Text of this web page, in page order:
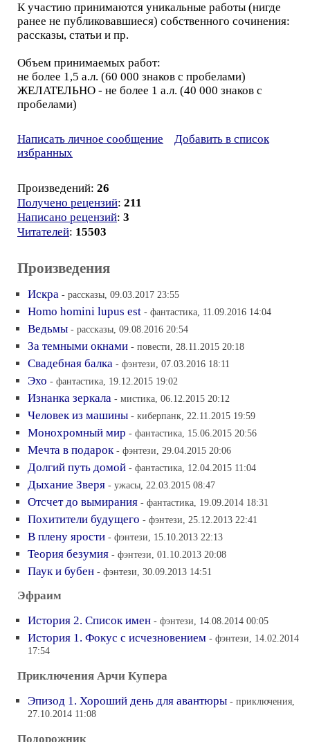
К участию принимаются уникальные работы (нигде
ранее не публиковавшиеся) собственного сочинения:
рассказы, статьи и пр.
Объем принимаемых работ:
не более 1,5 а.л. (60 000 знаков с пробелами)
ЖЕЛАТЕЛЬНО - не более 1 а.л. (40 000 знаков с
пробелами)
Написать личное сообщение
Добавить в список
избранных
Произведений: 26
Получено рецензий: 211
Написано рецензий: 3
Читателей: 15503
Произведения
Искра - рассказы, 09.03.2017 23:55
Homo homini lupus est - фантастика, 11.09.2016 14:04
Ведьмы - рассказы, 09.08.2016 20:54
За темными окнами - повести, 28.11.2015 20:18
Свадебная балка - фэнтези, 07.03.2016 18:11
Эхо - фантастика, 19.12.2015 19:02
Изнанка зеркала - мистика, 06.12.2015 20:12
Человек из машины - киберпанк, 22.11.2015 19:59
Монохромный мир - фантастика, 15.06.2015 20:56
Мечта в подарок - фэнтези, 29.04.2015 20:06
Долгий путь домой - фантастика, 12.04.2015 11:04
Дыхание Зверя - ужасы, 22.03.2015 08:47
Отсчет до вымирания - фантастика, 19.09.2014 18:31
Похитители будущего - фэнтези, 25.12.2013 22:41
В плену ярости - фэнтези, 15.10.2013 22:13
Теория безумия - фэнтези, 01.10.2013 20:08
Паук и бубен - фэнтези, 30.09.2013 14:51
Эфраим
История 2. Список имен - фэнтези, 14.08.2014 00:05
История 1. Фокус с исчезновением - фэнтези, 14.02.2014
17:54
Приключения Арчи Купера
Эпизод 1. Хороший день для авантюры - приключения,
27.10.2014 11:08
Подорожник